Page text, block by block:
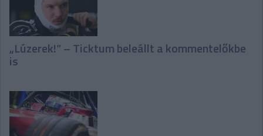
„Lúzerek!” – Ticktum beleállt a kommentelőkbe
is